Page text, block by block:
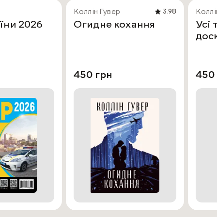
2026
Коллін Гувер 3.98
Огидне кохання
450 грн
Усі
450